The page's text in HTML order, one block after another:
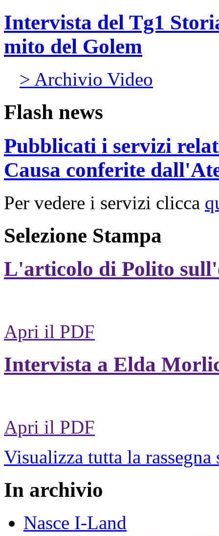
Intervista del Tg1
mito del Golem
> Archivio Video
Flash news
Pubblicati i servizi
Causa conferite
Per vedere i servizi clicca
Selezione Stampa
L'articolo di Polito
Apri il PDF
Intervista a Elda
Apri il PDF
Visualizza tutta la rassegna
In archivio
Nasce I-Land